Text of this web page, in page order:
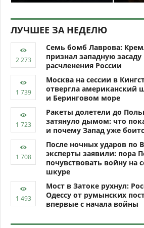
ЛУЧШЕЕ ЗА НЕДЕЛЮ
Семь бомб Лаврова:
признал западную засаду
расчленения России
Москва на сессии в
отвергла американский
и Беринговом море
Ракеты долетели до
затянуло дымом: что
и почему Запад уже
После ночных ударов по
эксперты заявили: пора
почувствовать войну на
шкуре
Мост в Затоке рухнул:
Одессу от румынских
впервые с начала войны